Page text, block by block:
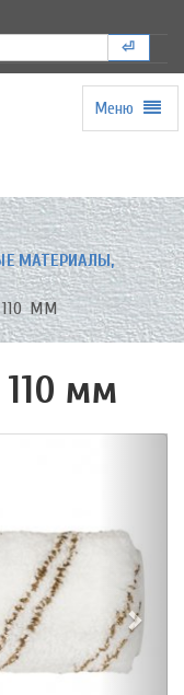
⏎
Меню
МАТЕРИАЛЫ,
ММ
110 мм